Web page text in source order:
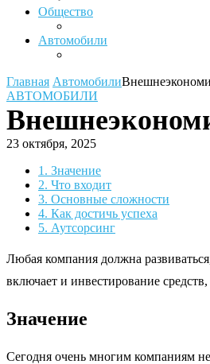
Общество
Автомобили
Главная Автомобили
АВТОМОБИЛИ
23 октября, 2025
1. Значение
2. Что входит
3. Основные сложности
4. Как достичь успеха
5. Аутсорсинг
Любая компания должна
включает и инвестирование
Значение
Сегодня очень многим компаниям